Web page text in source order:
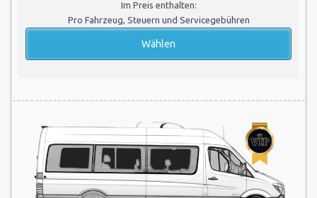
Im Preis enthalten:
Pro Fahrzeug, Steuern und Servicegebühren